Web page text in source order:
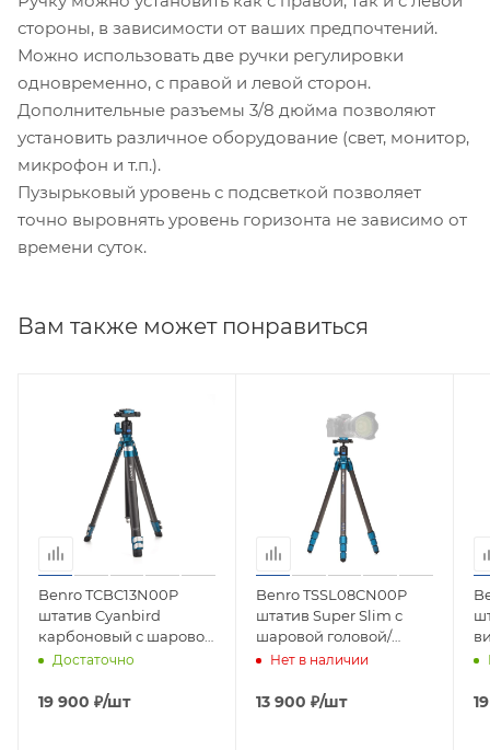
стороны, в зависимости от ваших предпочтений.
Можно использовать две ручки регулировки
одновременно, с правой и левой сторон.
Дополнительные разъемы 3/8 дюйма позволяют
установить различное оборудование (свет, монитор,
микрофон и т.п.).
Пузырьковый уровень с подсветкой позволяет
точно выровнять уровень горизонта не зависимо от
времени суток.
Вам также может понравиться
Benro TCBC13N00P
штатив Cyanbird
карбоновый с шаровой
головой/ Arca
Достаточно
19 900 ₽/шт
Benro TSSL08CN00P
штатив Super Slim с
шаровой головой/
карбоновый с цангами
Нет в наличии
13 900 ₽/шт